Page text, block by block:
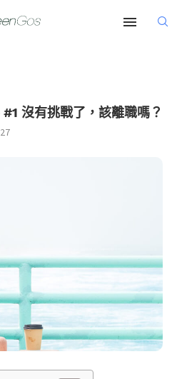
沒有挑戰了，該離職嗎？